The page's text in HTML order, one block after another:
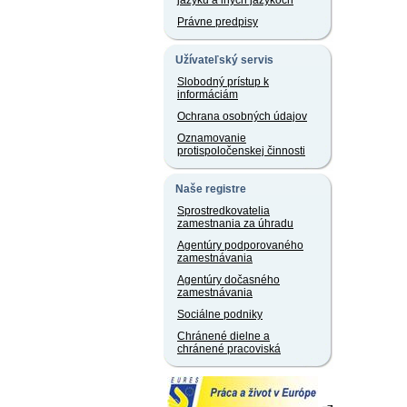
Právne predpisy
Užívateľský servis
Slobodný prístup k
informáciám
Ochrana osobných údajov
Oznamovanie
protispoločenskej činnosti
Naše registre
Sprostredkovatelia
zamestnania za úhradu
Agentúry podporovaného
zamestnávania
Agentúry dočasného
zamestnávania
Sociálne podniky
Chránené dielne a
chránené pracoviská